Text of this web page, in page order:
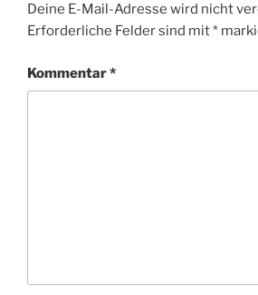
Deine E-Mail-Adresse wird nicht
Erforderliche Felder sind mit*
Kommentar*